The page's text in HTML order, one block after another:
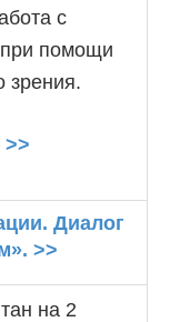
с
помощи
зрения.
Диалог
>>
на 2